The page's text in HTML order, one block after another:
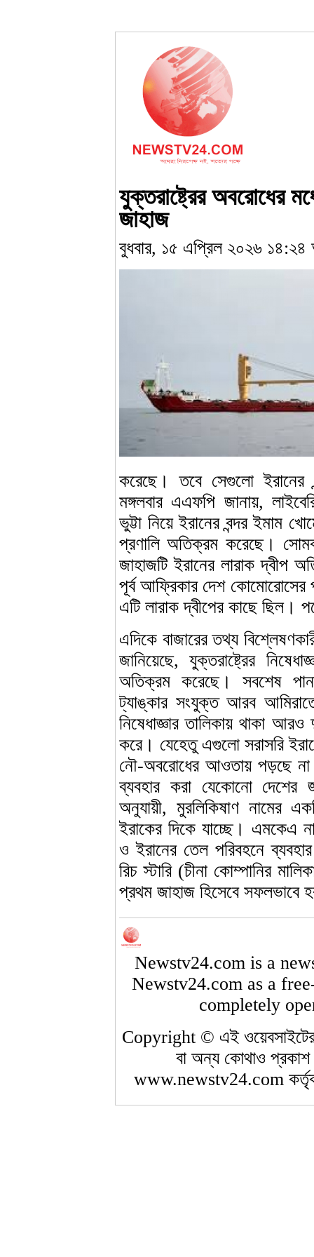
যুক্তরাষ্ট্রের অবরোধের
জাহাজ
বুধবার, ১৫ এপ্রিল ২০২৬ ১৪:২৪
করেছে। তবে সেগুলো ইরানের
মঙ্গলবার এএফপি জানায়,
ভুট্টা নিয়ে ইরানের বন্দর ইমাম
প্রণালি অতিক্রম করেছে।
জাহাজটি ইরানের লারাক দ্বীপ
পূর্ব আফ্রিকার দেশ
এটি লারাক দ্বীপের কাছে ছিল।
এদিকে বাজারের তথ্য
জানিয়েছে, যুক্তরাষ্ট্রের
অতিক্রম করেছে। সবশেষ
ট্যাঙ্কার সংযুক্ত আরব
নিষেধাজ্ঞার তালিকায় থাকা
করে। যেহেতু এগুলো সরাসরি
নৌ-অবরোধের আওতায় পড়ছে না।
ব্যবহার করা যেকোনো দেশের
অনুযায়ী, মুরলিকিষাণ নামের
ইরাকের দিকে যাচ্ছে। এমকেএ
ও ইরানের তেল পরিবহনে
রিচ স্টারি (চীনা কোম্পানির
প্রথম জাহাজ হিসেবে
Newstv24.com is a
Newstv24.com as a
completely
Copyright © এই ওয়েবসাইটের
বা অন্য কোথাও
www.newstv24.com